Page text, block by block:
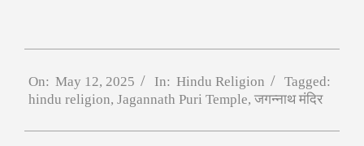
On: May 12, 2025 In: Hindu Religion
Tagged:
hindu religion, Jagannath Puri Temple, जगन्नाथ मंदिर